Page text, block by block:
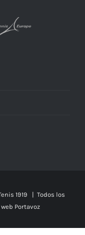
1919 | Todos los
Portavoz